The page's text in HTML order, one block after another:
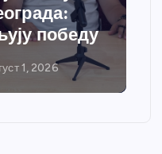
систем